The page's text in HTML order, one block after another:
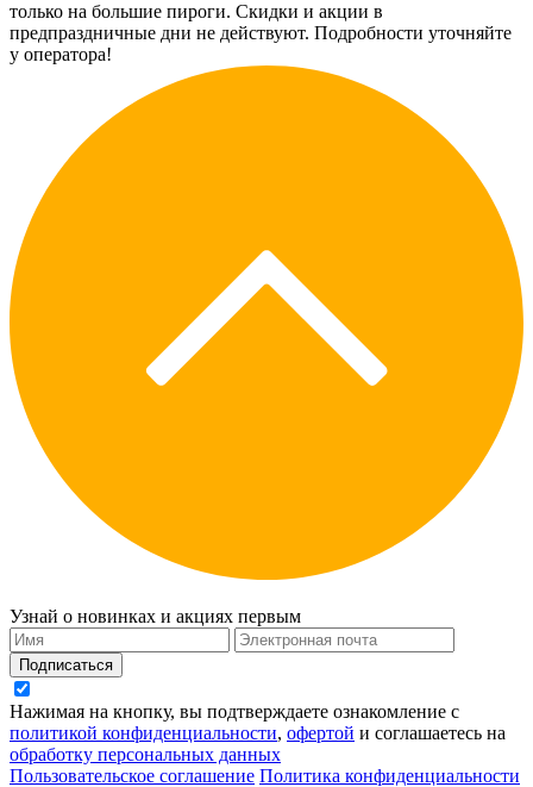
только на большие пироги. Скидки и акции в
предпраздничные дни не действуют. Подробности уточняйте
у оператора!
Узнай о новинках и акциях первым
Подписаться
Нажимая на кнопку, вы подтверждаете ознакомление с
политикой конфиденциальности, офертой и соглашаетесь на
обработку персональных данных
Пользовательское соглашение Политика конфиденциальности